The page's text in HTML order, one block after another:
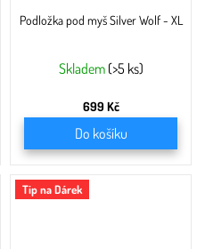
Podložka pod myš Silver Wolf - XL
Skladem (>5 ks)
699 Kč
Do košíku
Tip na Dárek